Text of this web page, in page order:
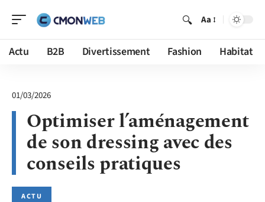
Aa
Actu B2B Divertissement Fashion Habitat
01/03/2026
Optimiser l’aménagement
de son dressing avec des
conseils pratiques
ACTU